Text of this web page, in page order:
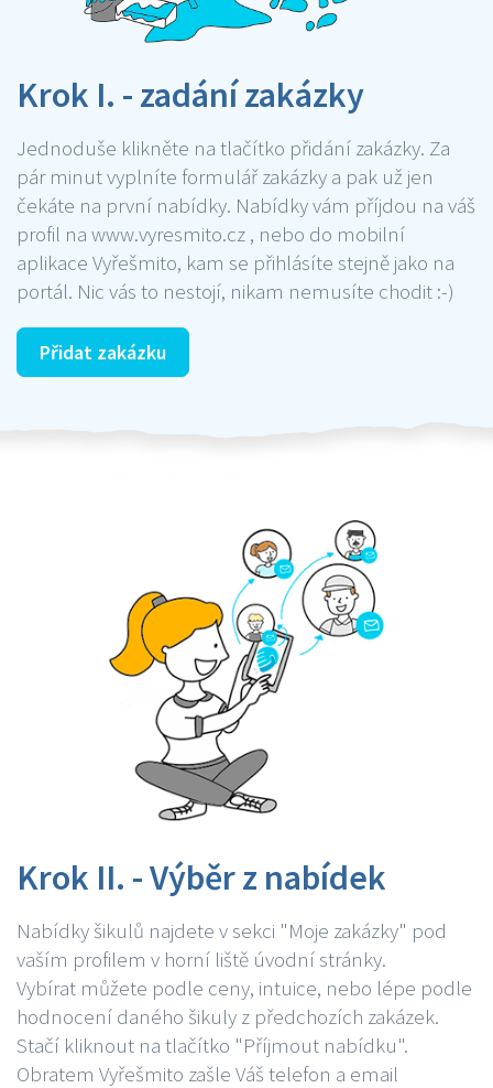
Krok I. - zadání zakázky
Jednoduše klikněte na tlačítko přidání zakázky. Za
pár minut vyplníte formulář zakázky a pak už jen
čekáte na první nabídky. Nabídky vám příjdou na váš
profil na www.vyresmito.cz , nebo do mobilní
aplikace Vyřešmito, kam se přihlásíte stejně jako na
portál. Nic vás to nestojí, nikam nemusíte chodit :-)
Přidat zakázku
Krok II. - Výběr z nabídek
Nabídky šikulů najdete v sekci "Moje zakázky" pod
vaším profilem v horní liště úvodní stránky.
Vybírat můžete podle ceny, intuice, nebo lépe podle
hodnocení daného šikuly z předchozích zakázek.
Stačí kliknout na tlačítko "Příjmout nabídku".
Obratem Vyřešmito zašle Váš telefon a email